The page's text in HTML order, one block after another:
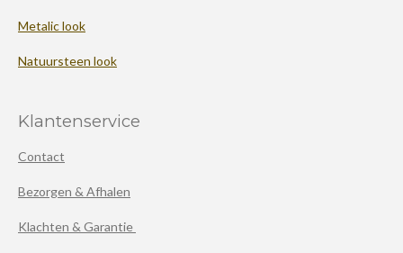
Metalic look
Natuursteen look
Klantenservice
Contact
Bezorgen & Afhalen
Klachten & Garantie